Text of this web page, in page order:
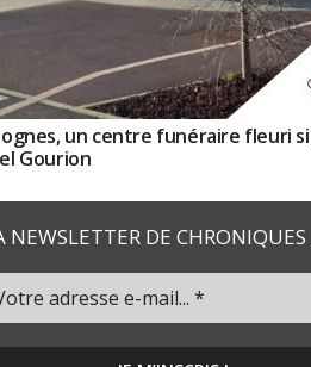
un centre funéraire fleuri
Gourion
NEWSLETTER DE CHRONIQUES